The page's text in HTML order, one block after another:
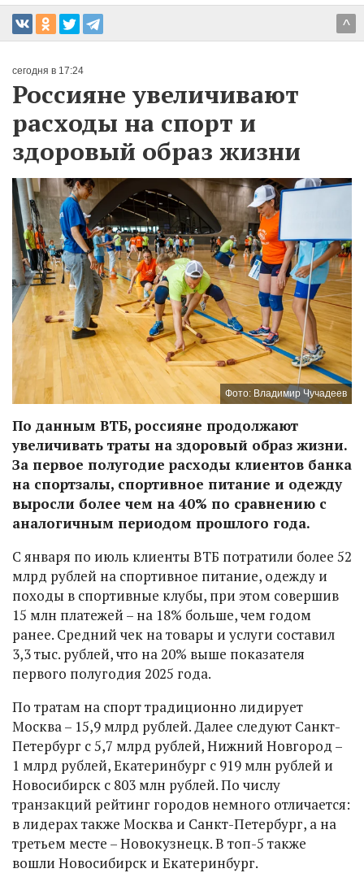
^
сегодня в 17:24
Россияне увеличивают
расходы на спорт и
здоровый образ жизни
Фото: Владимир Чучадеев
По данным ВТБ, россияне продолжают
увеличивать траты на здоровый образ жизни.
За первое полугодие расходы клиентов банка
на спортзалы, спортивное питание и одежду
выросли более чем на 40% по сравнению с
аналогичным периодом прошлого года.
С января по июль клиенты ВТБ потратили более 52
млрд рублей на спортивное питание, одежду и
походы в спортивные клубы, при этом совершив
15 млн платежей – на 18% больше, чем годом
ранее. Средний чек на товары и услуги составил
3,3 тыс. рублей, что на 20% выше показателя
первого полугодия 2025 года.
По тратам на спорт традиционно лидирует
Москва – 15,9 млрд рублей. Далее следуют Санкт-
Петербург с 5,7 млрд рублей, Нижний Новгород –
1 млрд рублей, Екатеринбург с 919 млн рублей и
Новосибирск с 803 млн рублей. По числу
транзакций рейтинг городов немного отличается:
в лидерах также Москва и Санкт-Петербург, а на
третьем месте – Новокузнецк. В топ-5 также
вошли Новосибирск и Екатеринбург.